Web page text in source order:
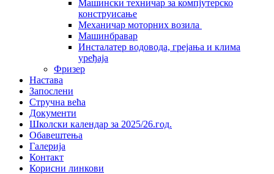
Машински техничар за компјутерско
конструисање
Механичар моторних возила
Машинбравар
Инсталатер водовода, грејања и клима
уређаја
Фризер
Настава
Запослени
Стручна већа
Документи
Школски календар за 2025/26.год.
Обавештења
Галерија
Контакт
Корисни линкови